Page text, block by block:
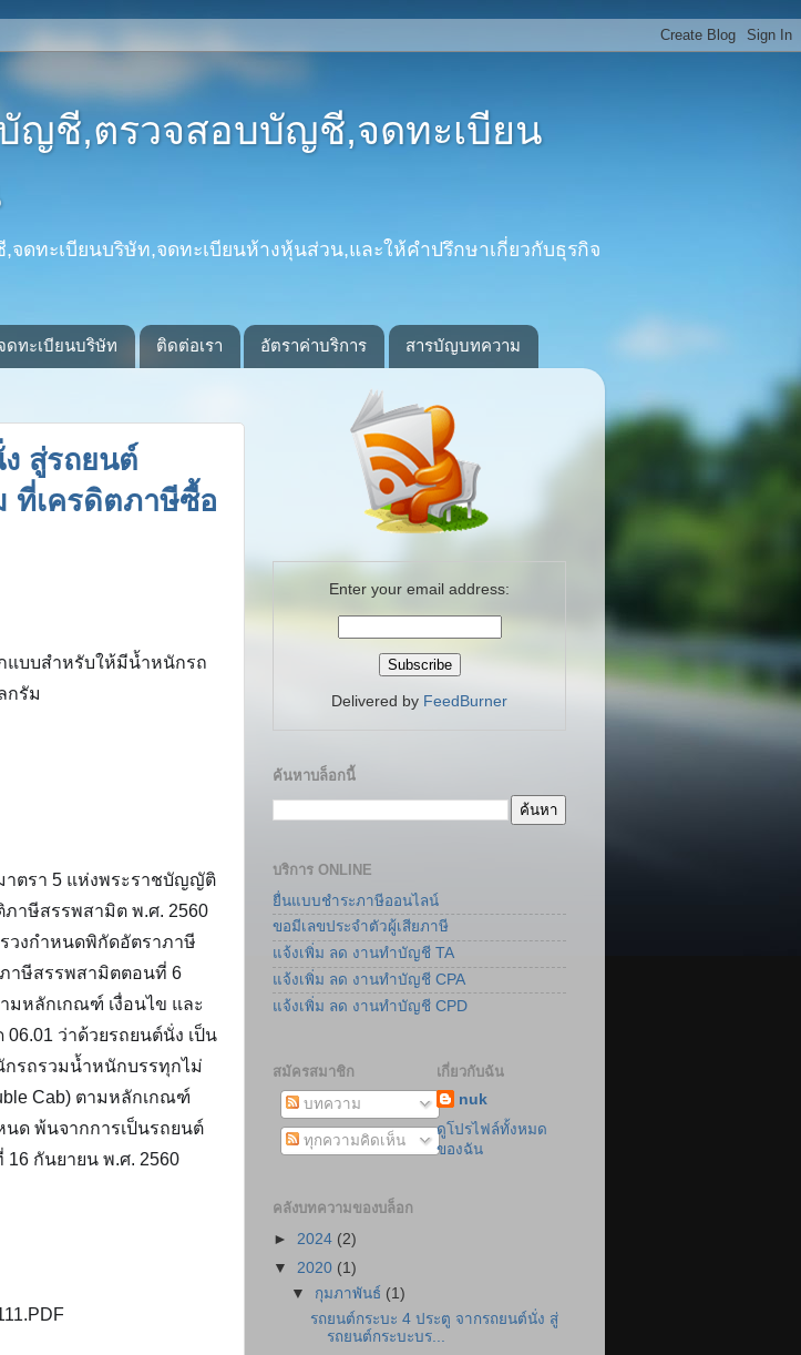
ญชี,ตรวจสอบบัญชี,จดทะเบียน
ทะเบียนบริษัท,จดทะเบียนห้างหุ้นส่วน,และให้คำปรึกษาเกี่ยวกับธุรกิจ
ดทะเบียนบริษัท ติดต่อเรา อัตราค่าบริการ สารบัญบทความ
สู่รถยนต์
ที่เครดิตภาษีซื้อ
แบบสำหรับให้มีน้ำหนักรถ
กรัม
าตรา 5 แห่งพระราชบัญญัติ
าษีสรรพสามิต พ.ศ. 2560
วงกําหนดพิกัดอัตราภาษี
ภาษีสรรพสามิตตอนที่ 6
มหลักเกณฑ์ เงื่อนไข และ
ว่าด้วยรถยนต์นั่ง เป็น
รถรวมน้ำหนักบรรทุกไม่
Cab) ตามหลักเกณฑ์
ด พ้นจากการเป็นรถยนต์
กันยายน พ.ศ. 2560
Enter your email address:
Delivered by FeedBurner
ค้นหาบล็อกนี้
บริการ ONLINE
ยื่นแบบชำระภาษีออนไลน์
ขอมีเลขประจำตัวผู้เสียภาษี
แจ้งเพิ่ม ลด งานทำบัญชี TA
แจ้งเพิ่ม ลด งานทำบัญชี CPA
แจ้งเพิ่ม ลด งานทำบัญชี CPD
สมัครสมาชิก
บทความ
ทุกความคิดเห็น
เกี่ยวกับฉัน
nuk
ดูโปรไฟล์ทั้งหมด
ของฉัน
คลังบทความของบล็อก
► 2024 (2)
▼ 2020 (1)
▼ กุมภาพันธ์ (1)
รถยนต์กระบะ 4 ประตู จากรถยนต์นั่ง สู่
รถยนต์กระบะบร...